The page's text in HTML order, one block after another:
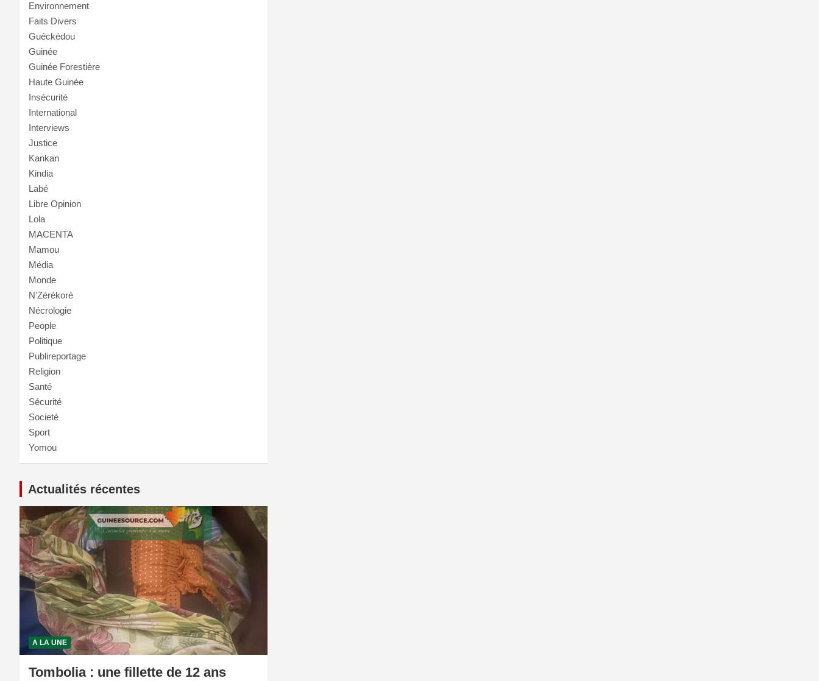
Environnement
Faits Divers
Guéckédou
Guinée
Guinée Forestière
Haute Guinée
Insécurité
International
Interviews
Justice
Kankan
Kindia
Labé
Libre Opinion
Lola
MACENTA
Mamou
Média
Monde
N'Zérékoré
Nécrologie
People
Politique
Publireportage
Religion
Santé
Sécurité
Societé
Sport
Yomou
Actualités récentes
A LA UNE
Tombolia : une fillette de 12 ans